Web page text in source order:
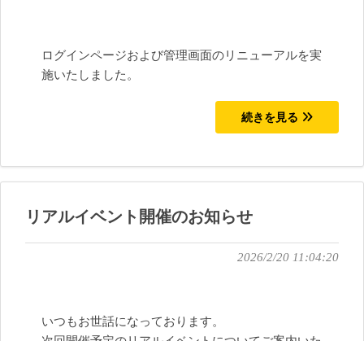
ログインページおよび管理画面のリニューアルを実
施いたしました。
続きを見る
リアルイベント開催のお知らせ
2026/2/20 11:04:20
いつもお世話になっております。